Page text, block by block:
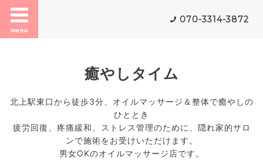
menu
070-3314-3872
癒やしタイム
北上駅東口から徒歩3分、オイルマッサージ＆整体で癒やしの
ひととき
疲労回復、疼痛緩和、ストレス管理のために、隠れ家的サロ
ンで施術をお受けいただけます。
男女OKのオイルマッサージ店です。